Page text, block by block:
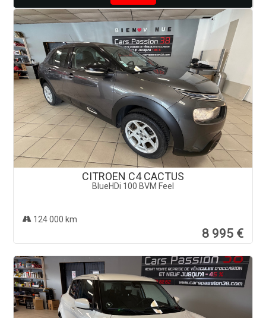
CITROEN C4 CACTUS
BlueHDi 100 BVM Feel
124 000 km
8 995 €